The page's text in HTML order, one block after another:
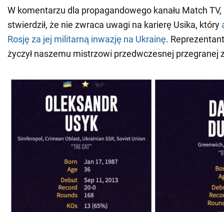
W komentarzu dla propagandowego kanału Match
stwierdził, że nie zwraca uwagi na karierę Usika, który
Rosję za jej militarną inwazję na Ukrainę.
życzył naszemu mistrzowi przedwczesnej przegranej